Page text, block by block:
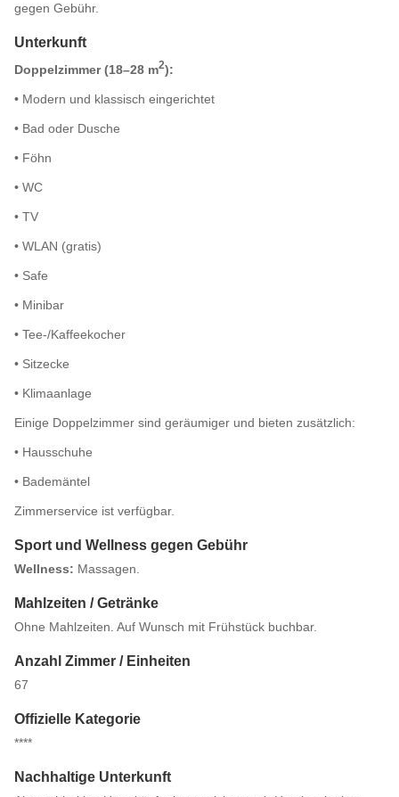
gegen Gebühr.
Unterkunft
Doppelzimmer (18–28 m2):
• Modern und klassisch eingerichtet
• Bad oder Dusche
• Föhn
• WC
• TV
• WLAN (gratis)
• Safe
• Minibar
• Tee-/Kaffeekocher
• Sitzecke
• Klimaanlage
Einige Doppelzimmer sind geräumiger und bieten zusätzlich:
• Hausschuhe
• Bademäntel
Zimmerservice ist verfügbar.
Sport und Wellness gegen Gebühr
Wellness: Massagen.
Mahlzeiten / Getränke
Ohne Mahlzeiten. Auf Wunsch mit Frühstück buchbar.
Anzahl Zimmer / Einheiten
67
Offizielle Kategorie
****
Nachhaltige Unterkunft